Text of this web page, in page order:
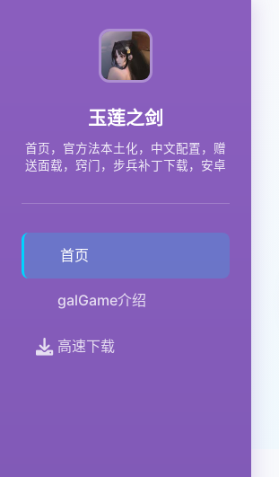
玉莲之剑
首页，官方法本土化，中文配置，赠
送面载，窍门，步兵补丁下载，安卓
首页
galGame介绍
高速下载